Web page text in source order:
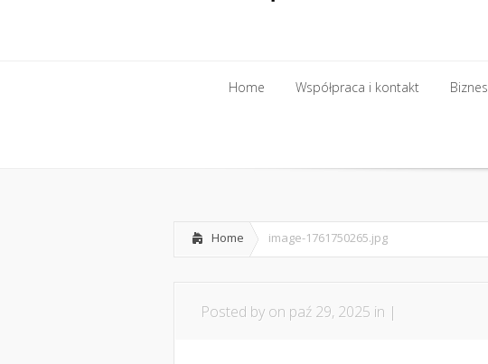
Home Współpraca i kontakt Biznes
Home image-1761750265.jpg
Posted by on paź 29, 2025 in |